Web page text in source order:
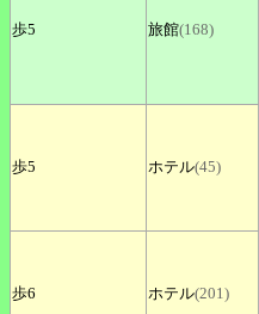
歩5 旅館(168)
歩5 ホテル(45)
歩6 ホテル(201)